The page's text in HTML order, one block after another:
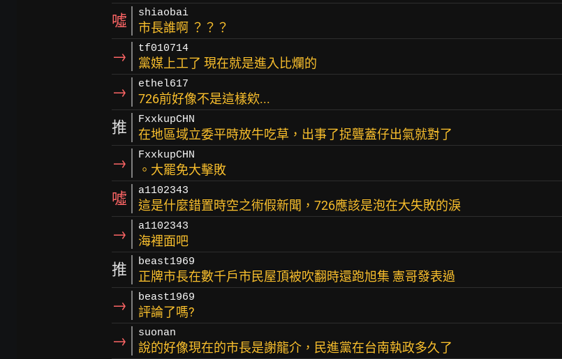
噓 shiaobai
市長誰啊 ？？？
→ tf010714
黨媒上工了 現在就是進入比爛的
→ ethel617
726前好像不是這樣欸...
推 FxxkupCHN
在地區域立委平時放牛吃草，出事了捉聾蓋仔出氣就對了
→ FxxkupCHN
。大罷免大擊敗
噓 a1102343
這是什麼錯置時空之術假新聞，726應該是泡在大失敗的淚
→ a1102343
海裡面吧
推 beast1969
正牌市長在數千戶市民屋頂被吹翻時還跑旭集 憲哥發表過
→ beast1969
評論了嗎?
→ suonan
說的好像現在的市長是謝龍介，民進黨在台南執政多久了